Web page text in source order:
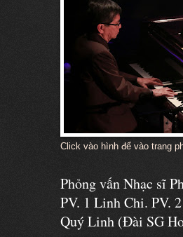
Click vào hình để vào trang
Phỏng vấn Nhạc sĩ
PV. 1 Linh Chi. PV.
Quý Linh (Đài SG